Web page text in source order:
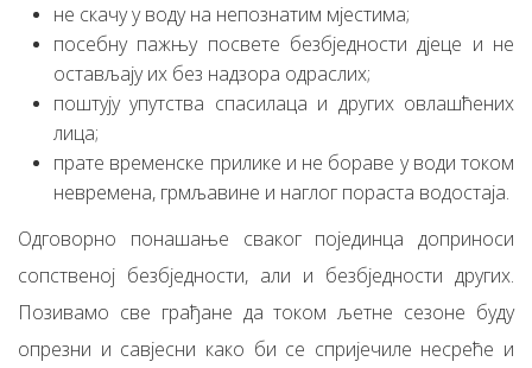
не скачу у воду на непознатим мјестима;
посебну пажњу посвете безбједности дјеце и не
остављају их без надзора одраслих;
поштују упутства спасилаца и других овлашћених
лица;
прате временске прилике и не бораве у води током
невремена, грмљавине и наглог пораста водостаја.
Одговорно понашање сваког појединца доприноси
сопственој безбједности, али и безбједности других.
Позивамо све грађане да током љетне сезоне буду
опрезни и савјесни како би се спријечиле несреће и